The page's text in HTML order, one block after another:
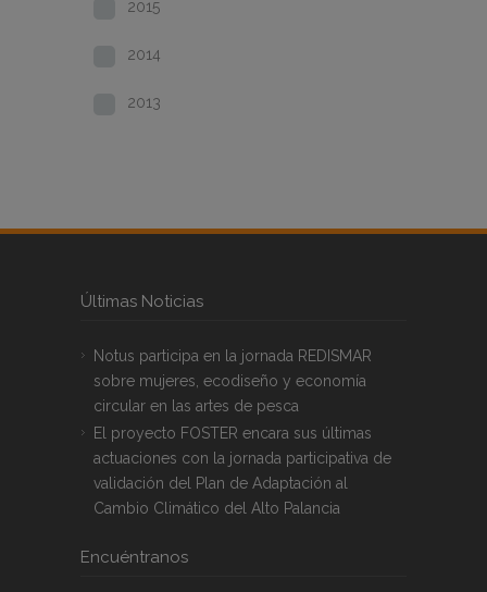
2015
2014
2013
Últimas Noticias
Notus participa en la jornada REDISMAR
sobre mujeres, ecodiseño y economía
circular en las artes de pesca
El proyecto FOSTER encara sus últimas
actuaciones con la jornada participativa de
validación del Plan de Adaptación al
Cambio Climático del Alto Palancia
Encuéntranos